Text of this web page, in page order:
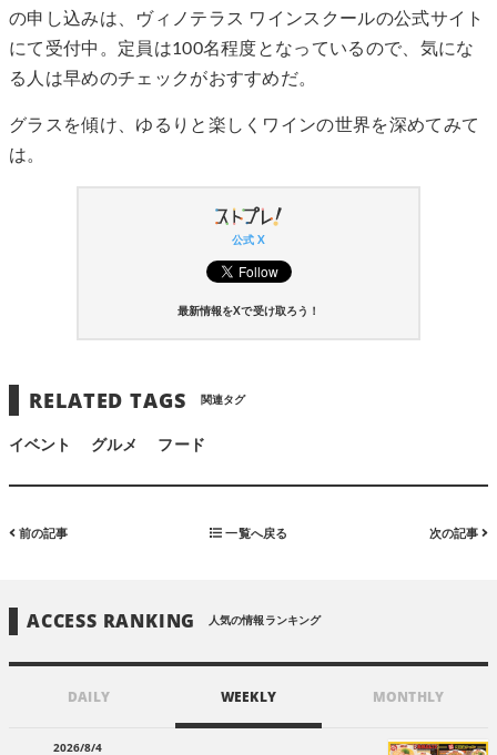
の申し込みは、ヴィノテラス ワインスクールの公式サイト
にて受付中。定員は100名程度となっているので、気にな
る人は早めのチェックがおすすめだ。
グラスを傾け、ゆるりと楽しくワインの世界を深めてみて
は。
公式 X
最新情報をXで受け取ろう！
RELATED TAGS 関連タグ
イベント グルメ フード
前の記事 一覧へ戻る 次の記事
ACCESS RANKING 人気の情報ランキング
DAILY WEEKLY MONTHLY
2026/8/4